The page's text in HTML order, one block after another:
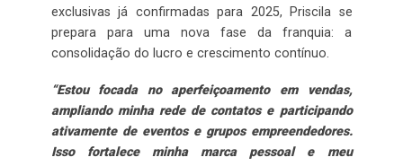
exclusivas já confirmadas para 2025, Priscila se
prepara para uma nova fase da franquia: a
consolidação do lucro e crescimento contínuo.
“Estou focada no aperfeiçoamento em vendas,
ampliando minha rede de contatos e participando
ativamente de eventos e grupos empreendedores.
Isso fortalece minha marca pessoal e meu